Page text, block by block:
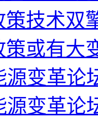
策技术双
策或有大
源变革论
源变革论